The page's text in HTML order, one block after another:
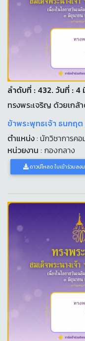
ลำดับที่ : 432. วันที่ : 4
ทรงพระเจริญ ด้วยเกล้
ข้าพระพุทธเจ้า ธนกฤต
ตำแหน่ง: นักวิชาการค
หน่วยงาน : กองกลาง
ดาวน์โหลด ใบเข้าร่วมลง